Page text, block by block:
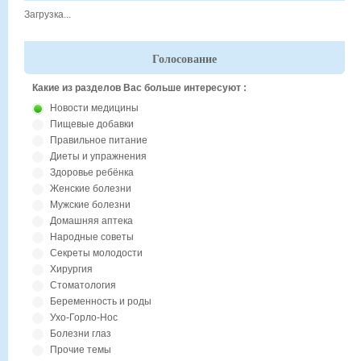
Загрузка...
Голосование
Какие из разделов Вас больше интересуют :
Новости медицины
Пищевые добавки
Правильное питание
Диеты и упражнения
Здоровье ребёнка
Женские болезни
Мужские болезни
Домашняя аптека
Народные советы
Секреты молодости
Хирургия
Стоматология
Беременность и роды
Ухо-Горло-Нос
Болезни глаз
Прочие темы